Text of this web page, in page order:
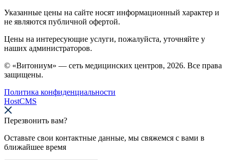
Указанные цены на сайте носят информационный характер и
не являются публичной офертой.
Цены на интересующие услуги, пожалуйста, уточняйте у
наших администраторов.
© «Витониум» — сеть медицинских центров, 2026. Все права
защищены.
Политика конфиденциальности
HostCMS
Перезвонить вам?
Оставьте свои контактные данные, мы свяжемся с вами в
ближайшее время